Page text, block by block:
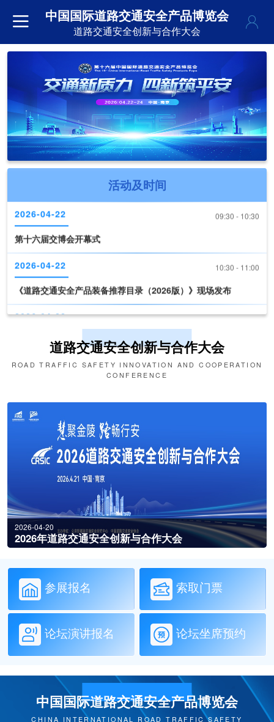
中国国际道路交通安全产品博览会
道路交通安全创新与合作大会
活动及时间
第十六届交博会开幕式
2026-04-22
《道路交通安全产品装备推荐目录（2026版）》现场发布
2026-04-22 11:00 - 17:00
新技术、新产品发布
2026-04-22 09:30 - 10:30
第十六届交博会开幕式
《道路交通安全产品装备推荐目录（2026版）》现场发布
2026-04-22 11:00 - 17:00
道路交通安全创新与合作大会
ROAD TRAFFIC SAFETY INNOVATION AND COOPERATION
CONFERENCE
2026-04-20
2026年道路交通安全创新与合作大会
参展报名 索取门票
论坛演讲报名 论坛坐席预约
中国国际道路交通安全产品博览会
CHINA INTERNATIONAL ROAD TRAFFIC SAFETY